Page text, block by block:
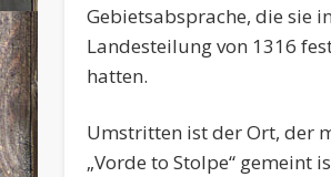
Gebietsabsprache, die sie
Landesteilung von 1316
hatten.
Umstritten ist der Ort, der
„Vorde to Stolpe“ gemeint